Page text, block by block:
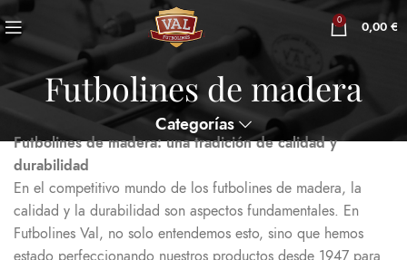
0 0,00€
Futbolines de madera
Categorías
Futbolines de madera: una tradición de calidad y
durabilidad
En el competitivo mundo de los futbolines de madera, la
calidad y la durabilidad son aspectos fundamentales. En
Futbolines Val, no solo entendemos esto, sino que hemos